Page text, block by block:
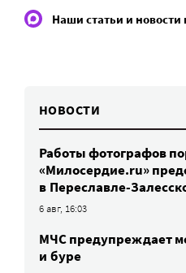
Наши статьи и
НОВОСТИ
Работы фотографов
«Милосердие.ru»
в Переславле-
6 авг, 16:03
МЧС предупреждает
и буре